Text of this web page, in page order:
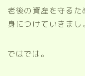
老後の資産を守る
身につけていきまし
ではでは。